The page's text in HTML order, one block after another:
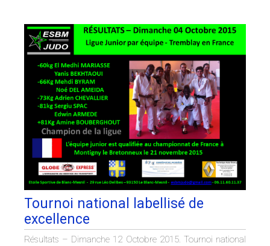
de
excellence
–
Junior
Tournoi national labellisé de
excellence
Résultats – Dimanche 12 Octobre 2015. Tournoi national